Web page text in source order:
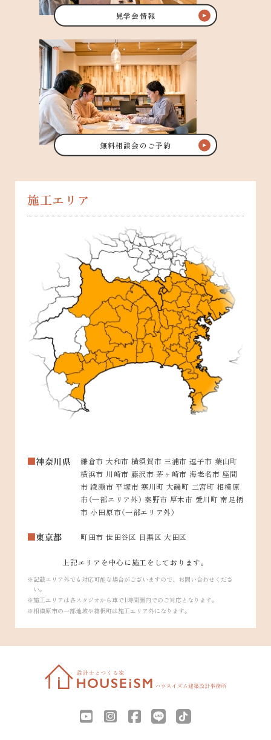
見学会情報
無料相談会のご予約
施工エリア
神奈川県
鎌倉市 大和市 横須賀市 三浦市 逗子市 葉山町
横浜市 川崎市 藤沢市 茅ヶ崎市 海老名市 座間
市 綾瀬市 平塚市 寒川町 大磯町 二宮町 相模原
市（一部エリア外） 秦野市 厚木市 愛川町 南足柄
市 小田原市（一部エリア外）
東京都 町田市 世田谷区 目黒区 大田区
上記エリアを中心に施工をしております。
記載エリア外でも対応可能な場合がございますので、お問い合わせくださ
い。
施工エリアは各スタジオから車で1時間圏内でのご対応となります。
相模原市の一部地域や箱根町は施工エリア外になります。